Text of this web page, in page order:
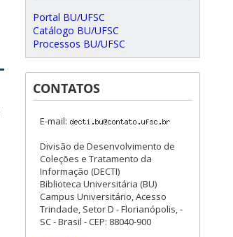
Portal BU/UFSC
Catálogo BU/UFSC
Processos BU/UFSC
CONTATOS
E-mail:
Divisão de Desenvolvimento de
Coleções e Tratamento da
Informação (DECTI)
Biblioteca Universitária (BU)
Campus Universitário, Acesso
Trindade, Setor D - Florianópolis, -
SC - Brasil - CEP: 88040-900